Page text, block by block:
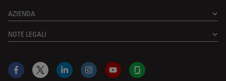
AZIENDA
NOTE LEGALI
Facebook
X LinkedInInstagramYouTubeGlassdoor